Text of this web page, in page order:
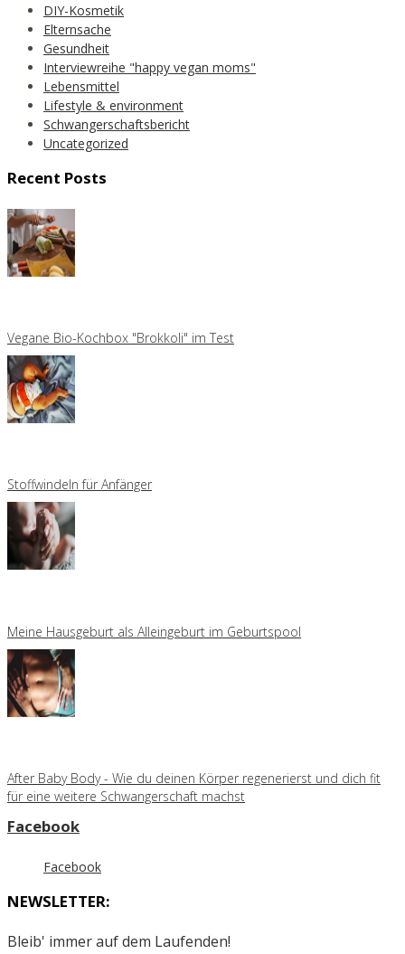
DIY-Kosmetik
Elternsache
Gesundheit
Interviewreihe "happy vegan moms"
Lebensmittel
Lifestyle & environment
Schwangerschaftsbericht
Uncategorized
Recent Posts
Vegane Bio-Kochbox "Brokkoli" im Test
Stoffwindeln für Anfänger
Meine Hausgeburt als Alleingeburt im Geburtspool
After Baby Body - Wie du deinen Körper regenerierst und dich fit
für eine weitere Schwangerschaft machst
Facebook
Facebook
NEWSLETTER:
Bleib' immer auf dem Laufenden!